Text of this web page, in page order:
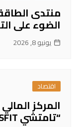
الضوء على
يونيو 8, 2026
اقتصاد
المركز
“تامتشي SFIT” يفتتح أول مركز أعمال له